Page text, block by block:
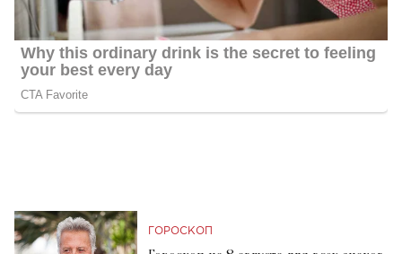
ГОРОСКОП